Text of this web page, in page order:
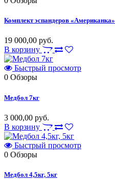
Комплект эспандеров «Американка»
19 000,00 руб.
В корзину
Быстрый просмотр
0 Обзоры
Медбол 7кг
3 000,00 руб.
В корзину
Быстрый просмотр
0 Обзоры
Медбол 4,5кг, 5кг